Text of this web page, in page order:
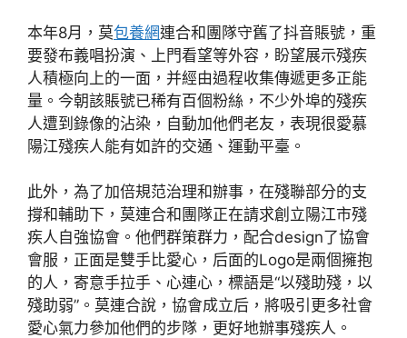
本年8月，莫包養網連合和團隊守舊了抖音賬號，重
要發布義唱扮演、上門看望等外容，盼望展示殘疾
人積極向上的一面，并經由過程收集傳遞更多正能
量。今朝該賬號已稀有百個粉絲，不少外埠的殘疾
人遭到錄像的沾染，自動加他們老友，表現很愛慕
陽江殘疾人能有如許的交通、運動平臺。
此外，為了加倍規范治理和辦事，在殘聯部分的支
撐和輔助下，莫連合和團隊正在請求創立陽江市殘
疾人自強協會。他們群策群力，配合design了協會
會服，正面是雙手比愛心，后面的Logo是兩個擁抱
的人，寄意手拉手、心連心，標語是“以殘助殘，以
殘助弱”。莫連合說，協會成立后，將吸引更多社會
愛心氣力參加他們的步隊，更好地辦事殘疾人。